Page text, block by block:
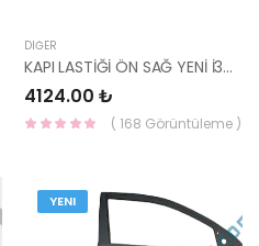
DIĞER
KAPI LASTİĞİ ÖN SAĞ YENİ İ30 82140-A6000-HMC
4124.00 ₺
( 168 Görüntüleme )
YENI